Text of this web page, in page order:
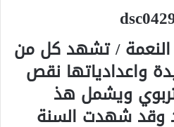
/ تشهد كل من
واعدادياتها نقص
ويشمل هذ
وقد شهدت السنة